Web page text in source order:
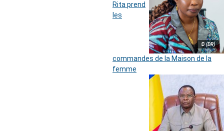
© (DR)
Rita prend
les
commandes de la Maison de la
femme